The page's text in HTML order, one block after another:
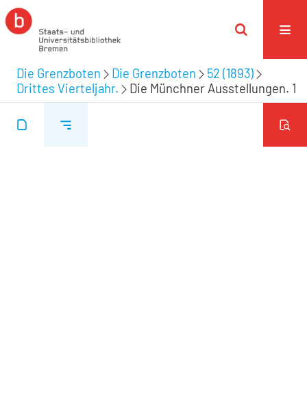
Die Grenzboten Die Grenzboten
52 (1893)
Drittes Vierteljahr.
Die Münchner Ausstellungen. 1